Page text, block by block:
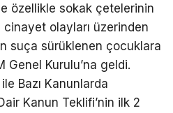
özellikle sokak çetelerinin
cinayet olayları üzerinden
suça sürüklenen çocuklara
Genel Kurulu’na geldi.
Bazı Kanunlarda
Kanun Teklifi’nin ilk 2